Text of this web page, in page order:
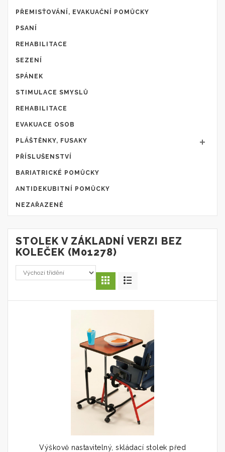
PŘEMISŤOVÁNÍ, EVAKUAČNÍ POMŮCKY
PSANÍ
REHABILITACE
SEZENÍ
SPÁNEK
STIMULACE SMYSLŮ
REHABILITACE
EVAKUACE OSOB
PLÁŠTĚNKY, FUSAKY
PŘÍSLUŠENSTVÍ
BARIATRICKÉ POMŮCKY
ANTIDEKUBITNÍ POMŮCKY
NEZAŘAZENÉ
STOLEK V ZÁKLADNÍ VERZI BEZ
KOLEČEK (M01278)
Výškově nastavitelný, skládací stolek před